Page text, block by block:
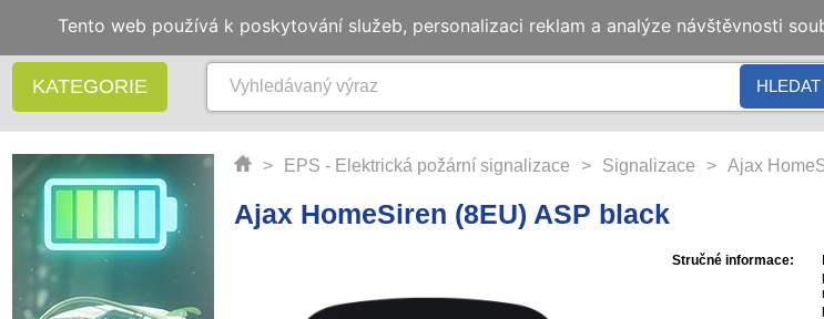
KATEGORIE HLEDAT
> EPS - Elektrická požární signalizace > Signalizace > Ajax
Ajax HomeSiren (8EU) ASP black
Stručné informace:
Tento web používá k poskytování služeb, personalizaci reklam a analýze návštěvnosti